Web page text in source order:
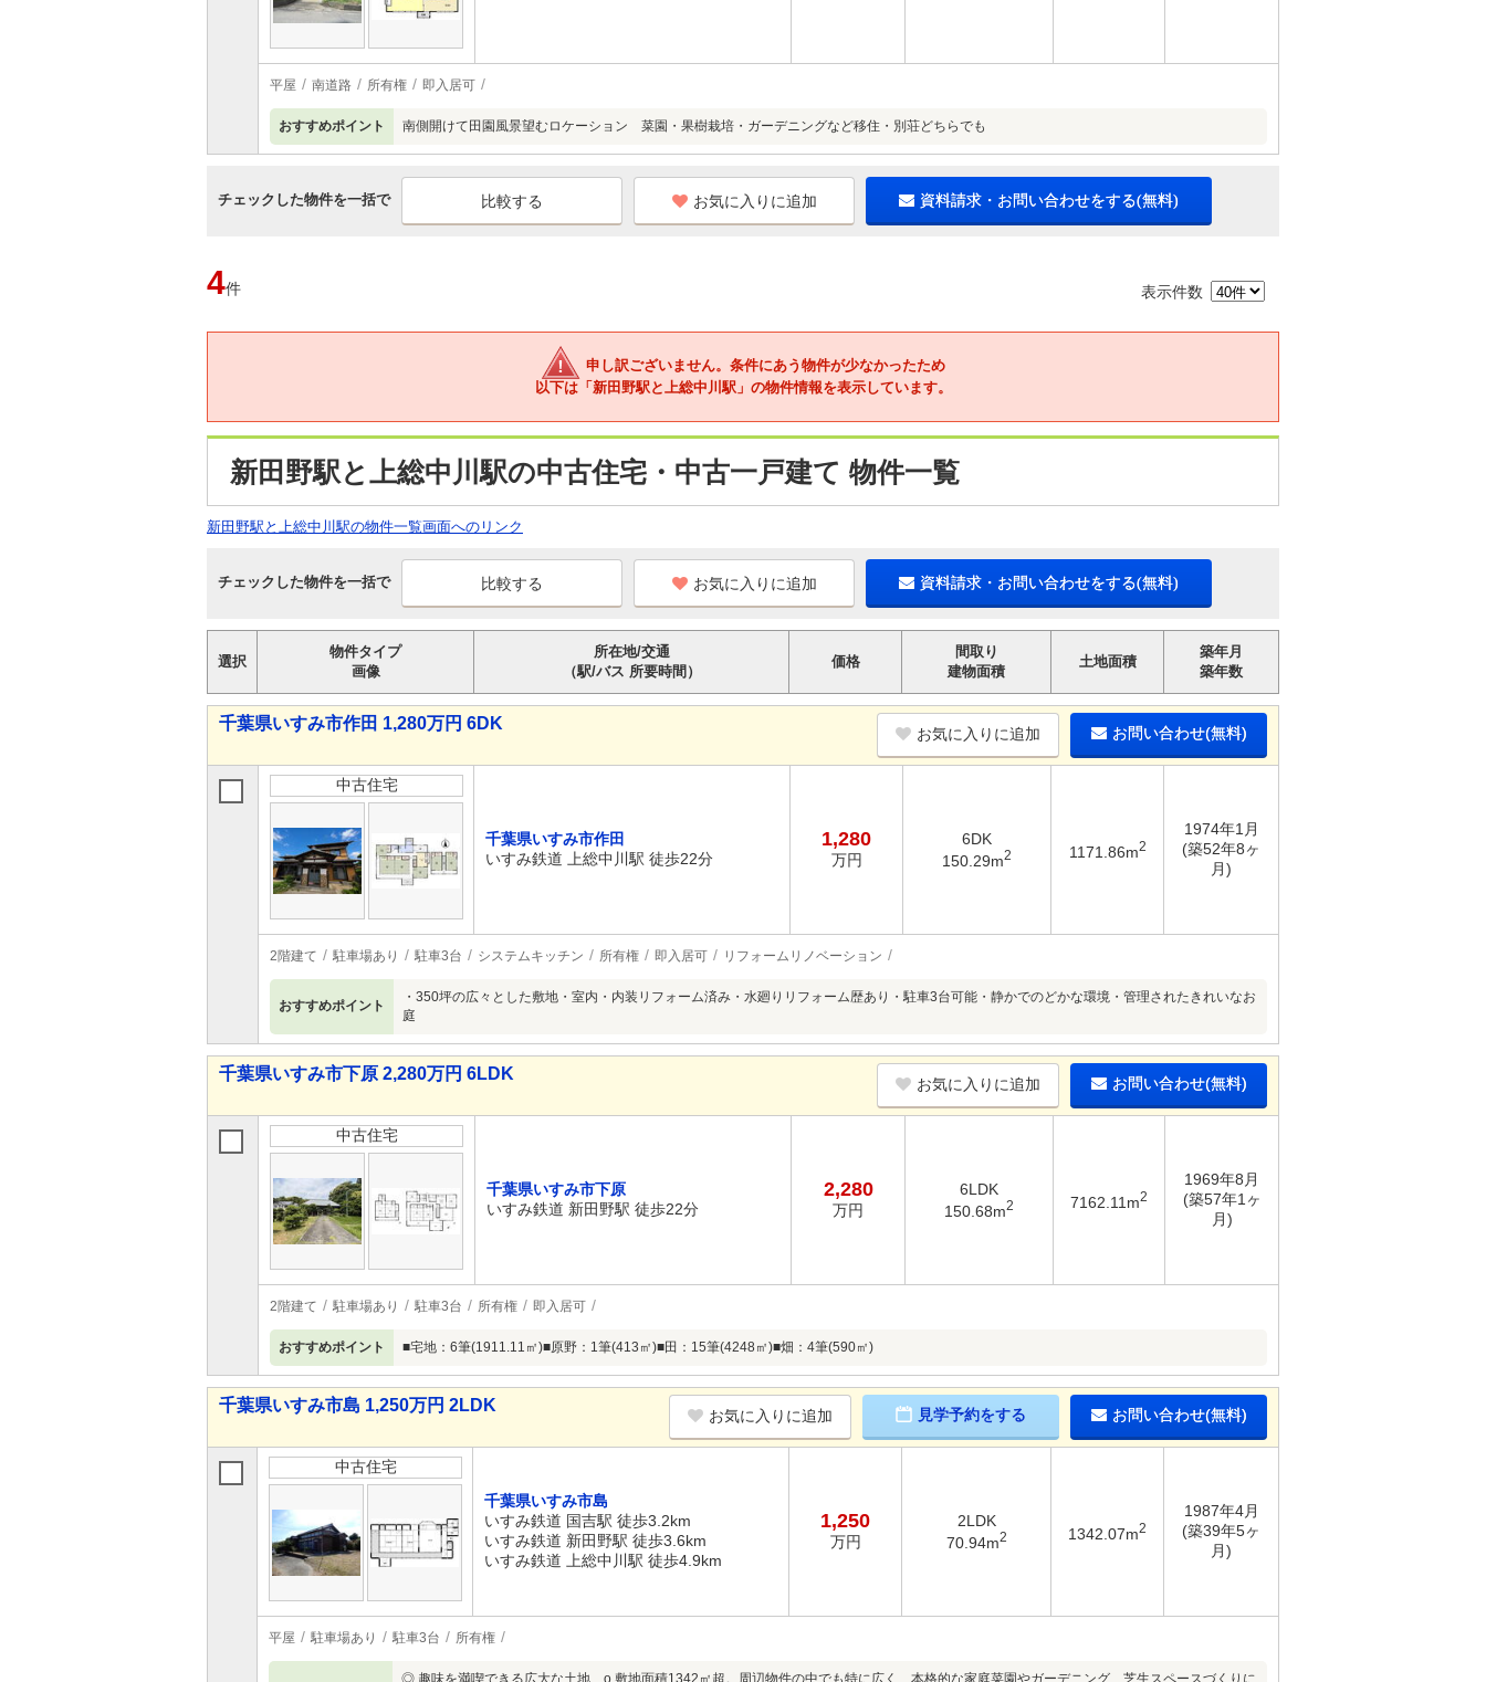
平屋 南道路 所有権 即入居可
おすすめポイント 南側開けて田園風景望むロケーション 菜園・果樹栽培・ガーデニングなど移住・別荘どちらでも
チェックした物件を一括で お気に入りに追加 資料請求・お問い合わせをする(無料)
4件 表示件数
申し訳ございません。条件にあう物件が少なかったため
以下は「新田野駅と上総中川駅」の物件情報を表示しています。
新田野駅と上総中川駅の中古住宅・中古一戸建て 物件一覧
新田野駅と上総中川駅の物件一覧画面へのリンク
チェックした物件を一括で お気に入りに追加 資料請求・お問い合わせをする(無料)
選択
物件タイプ
画像
所在地/交通
（駅/バス 所要時間）
価格
間取り
建物面積
土地面積
築年月
築年数
千葉県いすみ市作田 1,280万円 6DK
お気に入りに追加 お問い合わせ(無料)
中古住宅
千葉県いすみ市作田
いすみ鉄道 上総中川駅 徒歩22分
1,280
万円
6DK
150.29m2 1171.86m2
1974年1月
(築52年8ヶ
月)
2階建て 駐車場あり 駐車3台 システムキッチン 所有権 即入居可 リフォームリノベーション
おすすめポイント
・350坪の広々とした敷地・室内・内装リフォーム済み・水廻りリフォーム歴あり・駐車3台可能・静かでのどかな環境・管理されたきれいなお
庭
千葉県いすみ市下原 2,280万円 6LDK
お気に入りに追加 お問い合わせ(無料)
中古住宅
千葉県いすみ市下原
いすみ鉄道 新田野駅 徒歩22分
2,280
万円
6LDK
150.68m2 7162.11m2
1969年8月
(築57年1ヶ
月)
2階建て 駐車場あり 駐車3台 所有権 即入居可
おすすめポイント ■宅地：6筆(1911.11㎡)■原野：1筆(413㎡)■田：15筆(4248㎡)■畑：4筆(590㎡)
千葉県いすみ市島 1,250万円 2LDK
お気に入りに追加 見学予約をする お問い合わせ(無料)
中古住宅
千葉県いすみ市島
いすみ鉄道 国吉駅 徒歩3.2km
いすみ鉄道 新田野駅 徒歩3.6km
いすみ鉄道 上総中川駅 徒歩4.9km
1,250
万円
2LDK
70.94m2 1342.07m2
1987年4月
(築39年5ヶ
月)
平屋 駐車場あり 駐車3台 所有権
◎ 趣味を満喫できる広大な土地 o 敷地面積1342㎡超。周辺物件の中でも特に広く、本格的な家庭菜園やガーデニング、芝生スペースづくりに